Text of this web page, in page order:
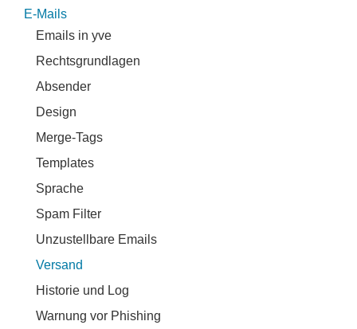
E-Mails
Emails in yve
Rechtsgrundlagen
Absender
Design
Merge-Tags
Templates
Sprache
Spam Filter
Unzustellbare Emails
Versand
Historie und Log
Warnung vor Phishing